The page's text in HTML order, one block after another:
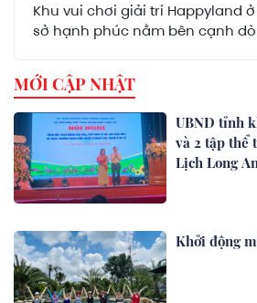
Khu vui chơi giải trí Happyland ở
sở hạnh phúc nằm bên cạnh
MỚI CẬP NHẬT
UBND tỉnh
và 2 tập thể
Lịch Long An
Khởi động